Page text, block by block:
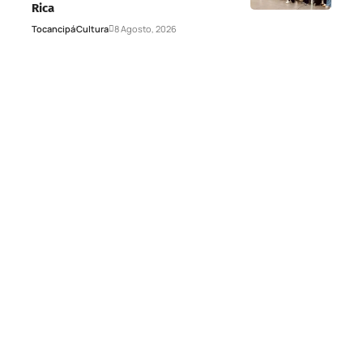
Rica
TocancipáCultura 8 Agosto, 2026